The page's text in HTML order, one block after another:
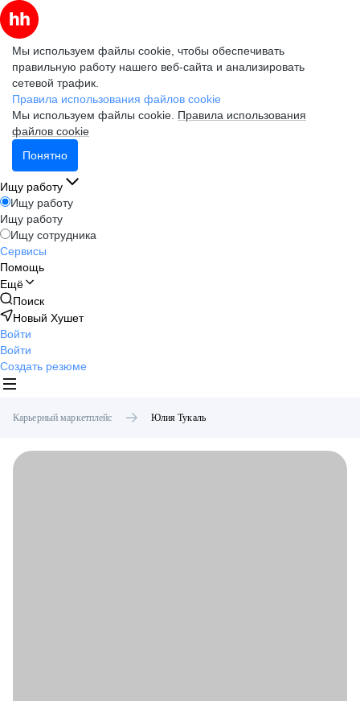
Мы используем файлы cookie, чтобы обеспечивать
правильную работу нашего веб-сайта и анализировать
сетевой трафик.
Правила использования файлов cookie
Мы используем файлы cookie. Правила использования
файлов cookie
Понятно
Ищу работу
Ищу работу
Ищу работу
Ищу сотрудника
Сервисы
Помощь
Ещё
Поиск
Новый Хушет
Войти
Войти
Создать резюме
Карьерный маркетплейс Юлия Тукаль